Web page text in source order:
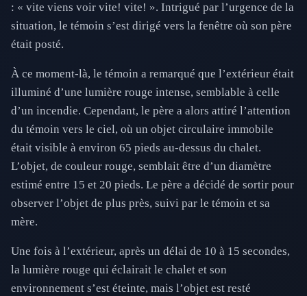
: « vite viens voir vite! vite! ». Intrigué par l’urgence de la
situation, le témoin s’est dirigé vers la fenêtre où son père
était posté.
À ce moment-là, le témoin a remarqué que l’extérieur était
illuminé d’une lumière rouge intense, semblable à celle
d’un incendie. Cependant, le père a alors attiré l’attention
du témoin vers le ciel, où un objet circulaire immobile
était visible à environ 65 pieds au-dessus du chalet.
L’objet, de couleur rouge, semblait être d’un diamètre
estimé entre 15 et 20 pieds. Le père a décidé de sortir pour
observer l’objet de plus près, suivi par le témoin et sa
mère.
Une fois à l’extérieur, après un délai de 10 à 15 secondes,
la lumière rouge qui éclairait le chalet et son
environnement s’est éteinte, mais l’objet est resté